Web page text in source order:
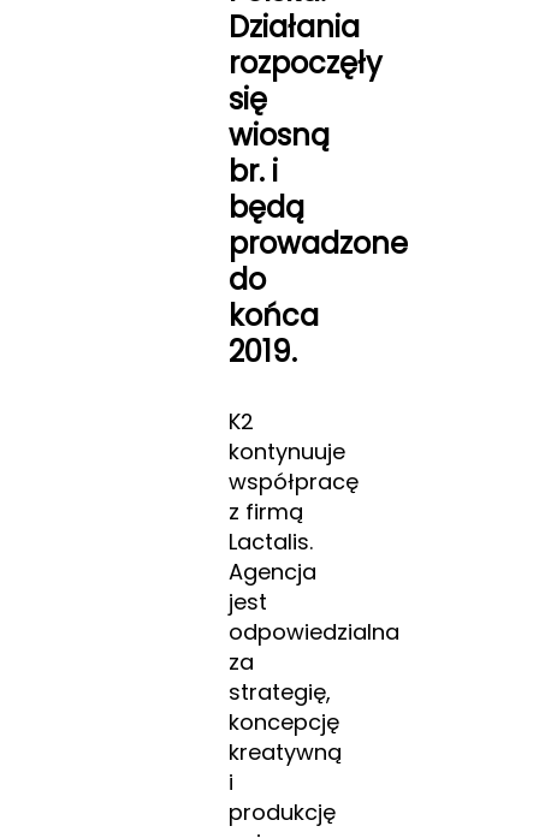
Działania
rozpoczęły
się
wiosną
br. i
będą
prowadzone
do
końca
2019.
K2
kontynuuje
współpracę
z firmą
Lactalis.
Agencja
jest
odpowiedzialna
za
strategię,
koncepcję
kreatywną
i
produkcję